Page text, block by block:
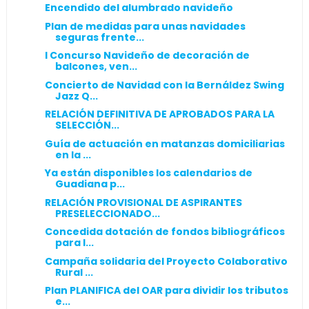
Encendido del alumbrado navideño
Plan de medidas para unas navidades
seguras frente...
I Concurso Navideño de decoración de
balcones, ven...
Concierto de Navidad con la Bernáldez Swing
Jazz Q...
RELACIÓN DEFINITIVA DE APROBADOS PARA LA
SELECCIÓN...
Guía de actuación en matanzas domiciliarias
en la ...
Ya están disponibles los calendarios de
Guadiana p...
RELACIÓN PROVISIONAL DE ASPIRANTES
PRESELECCIONADO...
Concedida dotación de fondos bibliográficos
para l...
Campaña solidaria del Proyecto Colaborativo
Rural ...
Plan PLANIFICA del OAR para dividir los tributos
e...